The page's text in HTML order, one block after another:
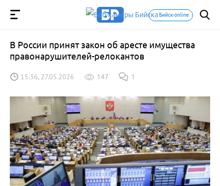
Бийск-online
В России принят закон об аресте имущества
правонарушителей-релокантов
15:36, 27.05.2026 147 1